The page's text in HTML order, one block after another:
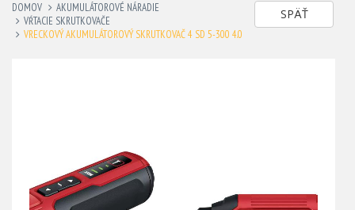
SPÄŤ
DOMOV
AKUMULÁTOROVÉ NÁRADIE
VŔTACIE SKRUTKOVAČE
VRECKOVÝ AKUMULÁTOROVÝ SKRUTKOVAČ 4 SD 5-300 4.0